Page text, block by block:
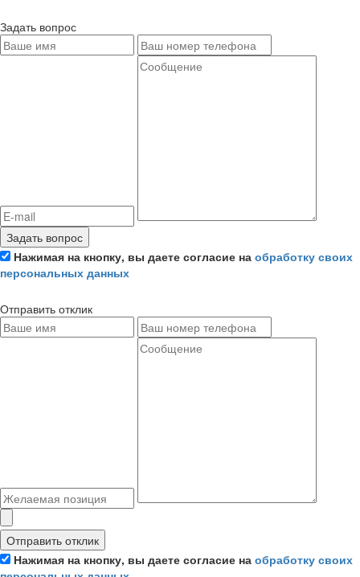
Задать вопрос
Задать вопрос
Нажимая на кнопку, вы даете согласие на обработку своих
персональных данных
Отправить отклик
Отправить отклик
Нажимая на кнопку, вы даете согласие на обработку своих